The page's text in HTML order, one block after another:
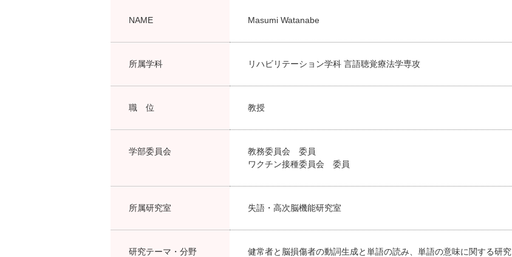
NAME Masumi Watanabe
所属学科 リハビリテーション学科 言語聴覚療法学専攻
職 位 教授
学部委員会
教務委員会 委員
ワクチン接種委員会 委員
所属研究室 失語・高次脳機能研究室
研究テーマ・分野 健常者と脳損傷者の動詞生成と単語の読み、単語の意味に関する研究